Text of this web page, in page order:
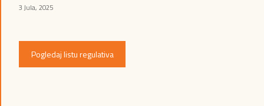
3 Jula, 2025
Pogledaj listu regulativa